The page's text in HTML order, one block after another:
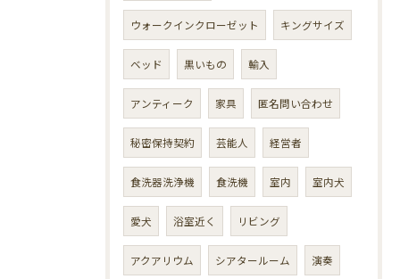
ウォークインクローゼット キングサイズ
ベッド 黒いもの 輸入
アンティーク 家具 匿名問い合わせ
秘密保持契約 芸能人 経営者
食洗器洗浄機 食洗機 室内 室内犬
愛犬 浴室近く リビング
アクアリウム シアタールーム 演奏